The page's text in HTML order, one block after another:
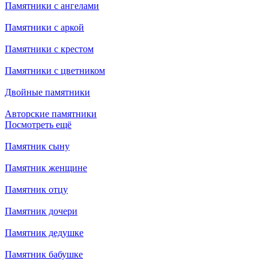
Памятники с ангелами
Памятники с аркой
Памятники с крестом
Памятники с цветником
Двойные памятники
Авторские памятники
Посмотреть ещё
Памятник сыну
Памятник женщине
Памятник отцу
Памятник дочери
Памятник дедушке
Памятник бабушке